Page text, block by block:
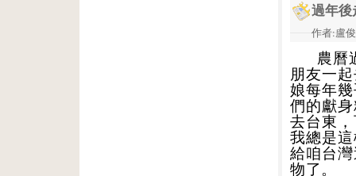
過年後
作者:盧
農曆
朋友一
娘每年
們的獻
去台東
我總是
給咱台
物了。